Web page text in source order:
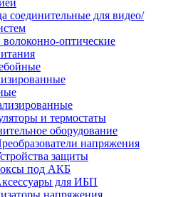
соединительные для видео/
оптические
и термостаты
оборудование
напряжения
защиты
под АКБ
для ИБП